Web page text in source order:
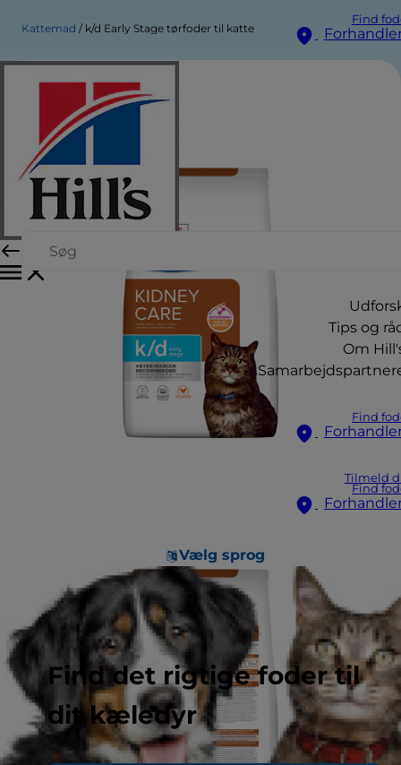
Find
Tips og
Om
Find
Tilmeld
Find
Vælg sprog
Find det rigtige foder til
dit kæledyr
Kattemad k/d Early Stage tørfoder til katte